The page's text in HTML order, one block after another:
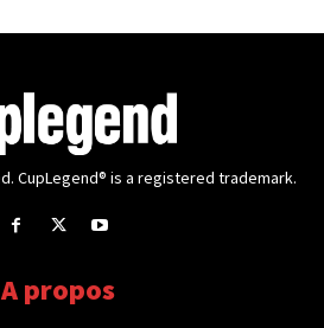
CupLegend® is a registered trademark.
A propos